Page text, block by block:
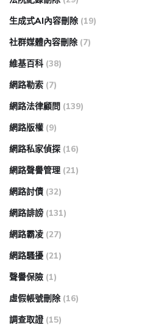
生成式AI內容刪除 (19)
社群媒體內容刪除 (7)
維基百科 (38)
網路勒索 (7)
網路法律顧問 (139)
網路版權 (9)
網路私家偵探 (16)
網路聲譽管理 (21)
網路討債 (32)
網路誹謗 (131)
網路霸凌 (27)
網路騷擾 (21)
聲譽保險 (1)
虛假帳號刪除 (16)
調查取證 (15)